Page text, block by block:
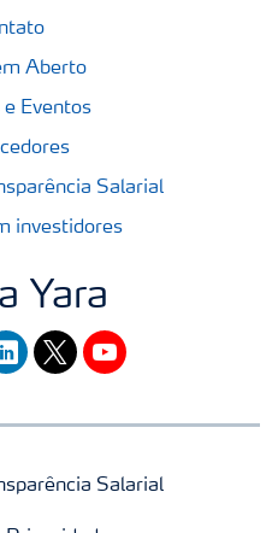
Aberto
e Eventos
Salarial
investidores
Yara
twitteryoutube
Salarial